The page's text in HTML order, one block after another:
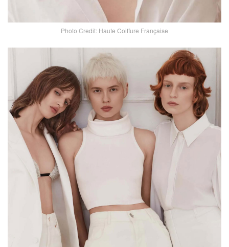
Photo Credit: Haute Coiffure Française